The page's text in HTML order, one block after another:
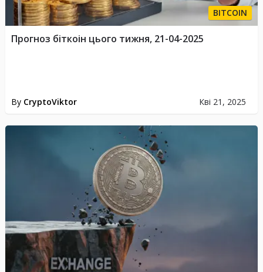
BITCOIN
By CryptoViktor Кві 21, 2025
Прогноз біткоін цього тижня, 21-04-2025